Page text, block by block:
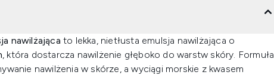
nawilżającato lekka, nietłusta emulsja nawilżająca o
, która dostarcza nawilżenie głęboko do warstw skóry. Formuła
nawilżenia w skórze, a wyciągi morskie z kwasem